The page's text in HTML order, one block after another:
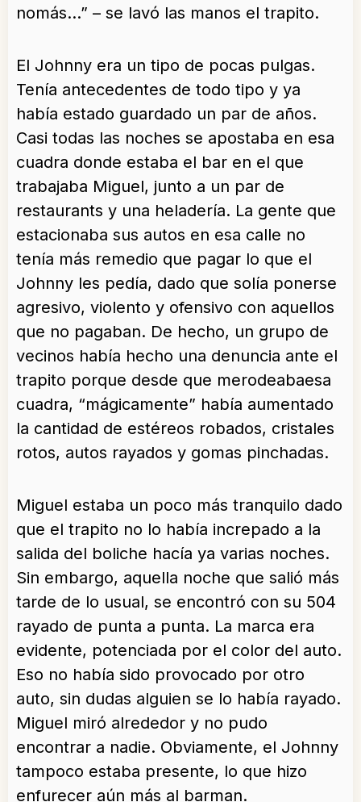
nomás…” – se lavó las manos el trapito.
El Johnny era un tipo de pocas pulgas.
Tenía antecedentes de todo tipo y ya
había estado guardado un par de años.
Casi todas las noches se apostaba en esa
cuadra donde estaba el bar en el que
trabajaba Miguel, junto a un par de
restaurants y una heladería. La gente que
estacionaba sus autos en esa calle no
tenía más remedio que pagar lo que el
Johnny les pedía, dado que solía ponerse
agresivo, violento y ofensivo con aquellos
que no pagaban. De hecho, un grupo de
vecinos había hecho una denuncia ante el
trapito porque desde que merodeabaesa
cuadra, “mágicamente” había aumentado
la cantidad de estéreos robados, cristales
rotos, autos rayados y gomas pinchadas.
Miguel estaba un poco más tranquilo dado
que el trapito no lo había increpado a la
salida del boliche hacía ya varias noches.
Sin embargo, aquella noche que salió más
tarde de lo usual, se encontró con su 504
rayado de punta a punta. La marca era
evidente, potenciada por el color del auto.
Eso no había sido provocado por otro
auto, sin dudas alguien se lo había rayado.
Miguel miró alrededor y no pudo
encontrar a nadie. Obviamente, el Johnny
tampoco estaba presente, lo que hizo
enfurecer aún más al barman.